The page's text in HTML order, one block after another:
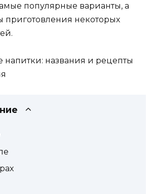
популярные варианты, а
приготовления некоторых